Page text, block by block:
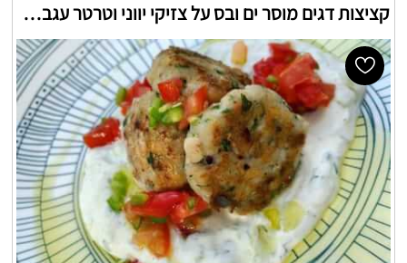
קציצות דגים מוסר ים ובס על צזיקי יווני וטרטר עגבניות חריפות